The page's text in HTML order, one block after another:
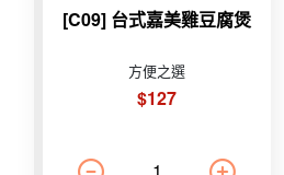
[C09] 台式嘉美雞豆腐煲
方便之選
$127